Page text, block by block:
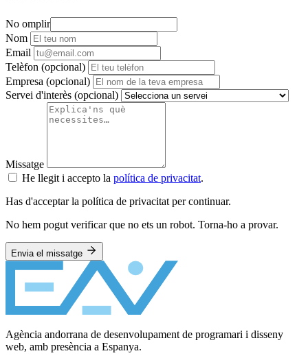
No omplir
Nom
Email
Telèfon (opcional)
Empresa (opcional)
Servei d'interès (opcional)
Missatge
He llegit i accepto la política de privacitat.
Has d'acceptar la política de privacitat per continuar.
No hem pogut verificar que no ets un robot. Torna-ho a provar.
Envia el missatge
Agència andorrana de desenvolupament de programari i disseny
web, amb presència a Espanya.